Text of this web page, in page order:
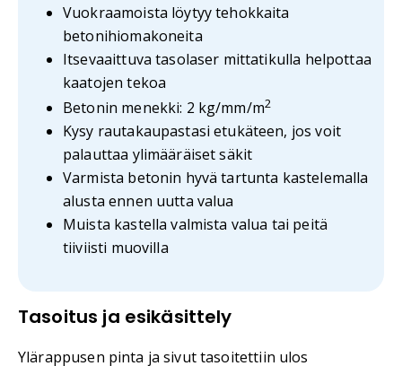
Vuokraamoista löytyy tehokkaita
betonihiomakoneita
Itsevaaittuva tasolaser mittatikulla helpottaa
kaatojen tekoa
Betonin menekki: 2 kg/mm/m2
Kysy rautakaupastasi etukäteen, jos voit
palauttaa ylimääräiset säkit
Varmista betonin hyvä tartunta kastelemalla
alusta ennen uutta valua
Muista kastella valmista valua tai peitä
tiiviisti muovilla
Tasoitus ja esikäsittely
Ylärappusen pinta ja sivut tasoitettiin ulos